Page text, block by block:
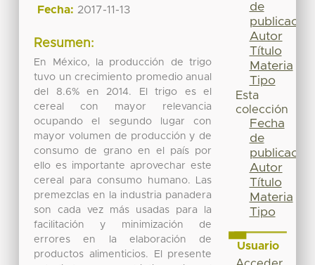
Fecha: 2017-11-13
Resumen:
En México, la producción de trigo
tuvo un crecimiento promedio anual
del 8.6% en 2014. El trigo es el
cereal con mayor relevancia
ocupando el segundo lugar con
mayor volumen de producción y de
consumo de grano en el país por
ello es importante aprovechar este
cereal para consumo humano. Las
premezclas en la industria panadera
son cada vez más usadas para la
facilitación y minimización de
errores en la elaboración de
productos alimenticios. El presente
de
publicación
Autor
Título
Materia
Tipo
Esta
colección
Fecha
de
publicación
Autor
Título
Materia
Tipo
Usuario